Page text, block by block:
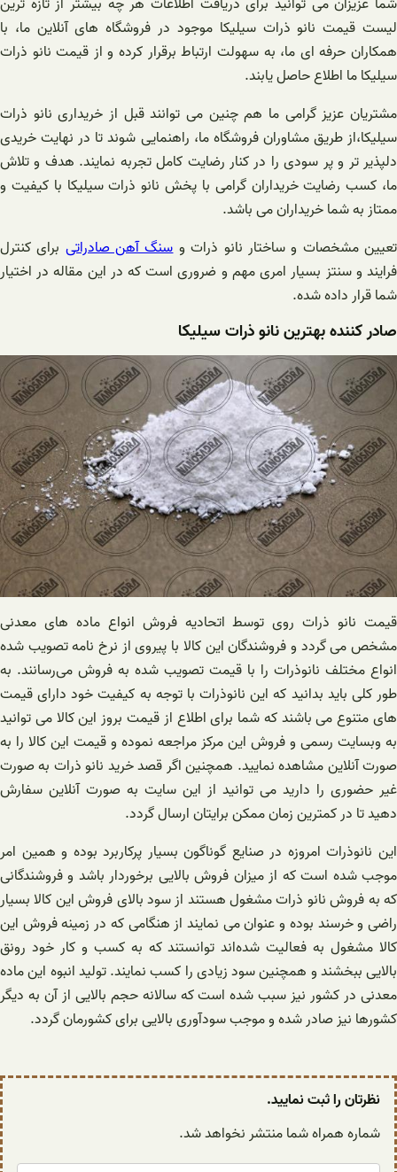
شما عزیزان می توانید برای دریافت اطلاعات هر چه بیشتر از تازه ترین
لیست قیمت نانو ذرات سیلیکا موجود در فروشگاه های آنلاین ما، با
همکاران حرفه ای ما، به سهولت ارتباط برقرار کرده و از قیمت نانو ذرات
سیلیکا ما اطلاع حاصل یابند.
مشتریان عزیز گرامی ما هم چنین می توانند قبل از خریداری نانو ذرات
سیلیکا،از طریق مشاوران فروشگاه ما، راهنمایی شوند تا در نهایت خریدی
دلپذیر تر و پر سودی را در کنار رضایت کامل تجربه نمایند. هدف و تلاش
ما، کسب رضایت خریداران گرامی با پخش نانو ذرات سیلیکا با کیفیت و
ممتاز به شما خریداران می باشد.
تعیین مشخصات و ساختار نانو ذرات وسنگ آهن صادراتی برای کنترل
فرایند و سنتز بسیار امری مهم و ضروری است که در این مقاله در اختیار
شما قرار داده شده.
صادر کننده بهترین نانو ذرات سیلیکا
قیمت نانو ذرات روی توسط اتحادیه فروش انواع ماده های معدنی
مشخص می گردد و فروشندگان این کالا با پیروی از نرخ نامه تصویب شده
انواع مختلف نانوذرات را با قیمت تصویب شده به فروش می‌رسانند. به
طور کلی باید بدانید که این نانوذرات با توجه به کیفیت خود دارای قیمت
های متنوع می باشند که شما برای اطلاع از قیمت بروز این کالا می توانید
به وبسایت رسمی و فروش این مرکز مراجعه نموده و قیمت این کالا را به
صورت آنلاین مشاهده نمایید. همچنین اگر قصد خرید نانو ذرات به صورت
غیر حضوری را دارید می توانید از این سایت به صورت آنلاین سفارش
دهید تا در کمترین زمان ممکن برایتان ارسال گردد.
این نانوذرات امروزه در صنایع گوناگون بسیار پرکاربرد بوده و همین امر
موجب شده است که از میزان فروش بالایی برخوردار باشد و فروشندگانی
که به فروش نانو ذرات مشغول هستند از سود بالای فروش این کالا بسیار
راضی و خرسند بوده و عنوان می نمایند از هنگامی که در زمینه فروش این
کالا مشغول به فعالیت شده‌اند توانستند که به کسب و کار خود رونق
بالایی ببخشند و همچنین سود زیادی را کسب نمایند. تولید انبوه این ماده
معدنی در کشور نیز سبب شده است که سالانه حجم بالایی از آن به دیگر
کشورها نیز صادر شده و موجب سودآوری بالایی برای کشورمان گردد.
نظرتان را ثبت نمایید.
شماره همراه شما منتشر نخواهد شد.